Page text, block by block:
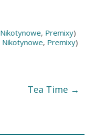
Nikotynowe, Premixy)
Nikotynowe, Premixy)
Tea Time →